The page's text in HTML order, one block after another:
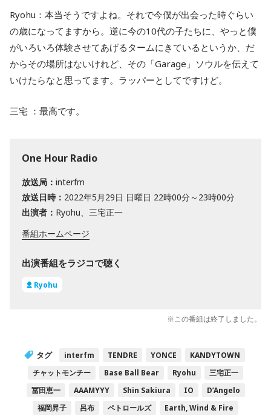
Ryohu：本当そうですよね。それで今僕が出会った時ぐらい
の歳になってますから。逆に今の10代の子たちに、やっと僕
がいろいろ体験させてあげるタームにきているというか、だ
からその場所はないけれど、その「Garage」ソウルを伝えて
いけたらなと思ってます。ラッパーとしてですけど。
三宅 ：最高です。
One Hour Radio
放送局： interfm
放送日時： 2022年5月29日 日曜日 22時00分～23時00分
出演者： Ryohu、三宅正一
番組ホームページ
出演番組をラジコで聴く
Ryohu
※この番組は終了しました。
タグ interfm TENDRE YONCE
KANDYTOWN
チャットモンチー
Base Ball Bear Ryohu
三宅正一
冨田恵一
AAAMYYY Shin Sakiura IO
D’Angelo
福岡昇子
呂布 ペトロールズ Earth, Wind & Fire